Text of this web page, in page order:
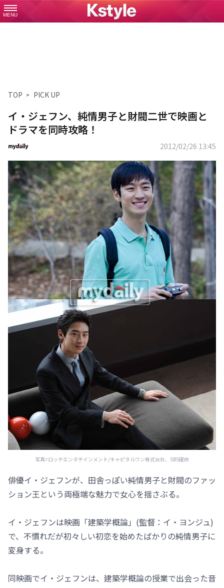
MENU
TOP PICK UP
イ・ジェフン、純情男子と財閥二世で映画と
ドラマを同時攻略！
2012/02/26 13:45
写真=ロッテエンタテインメント/キャピタルワン株式会社、SBS提供
俳優イ・ジェフンが、田舎っぽい純情男子と財閥のファッ
ション王という両極端な魅力で女心を揺さぶる。
イ・ジェフンは映画「建築学概論」(監督：イ・ヨンジュ)
で、不慣れだが初々しい初恋を始めたばかりの純情男子に
変身する。
同映画でイ・ジェフンは、建築学概論の授業で出会った音